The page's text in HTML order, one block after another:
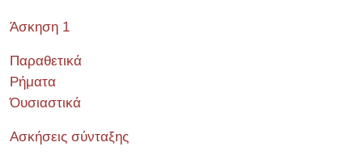
Άσκηση 1
Παραθετικά
Ρήματα
Όυσιαστικά
Ασκήσεις σύνταξης